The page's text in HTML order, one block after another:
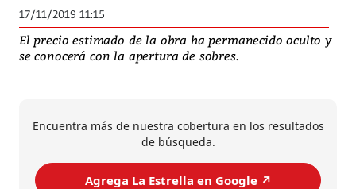
17/11/2019 11:15
El precio estimado de la obra ha permanecido oculto y
se conocerá con la apertura de sobres.
Encuentra más de nuestra cobertura en los resultados
de búsqueda.
Agrega La Estrella en Google ↗️